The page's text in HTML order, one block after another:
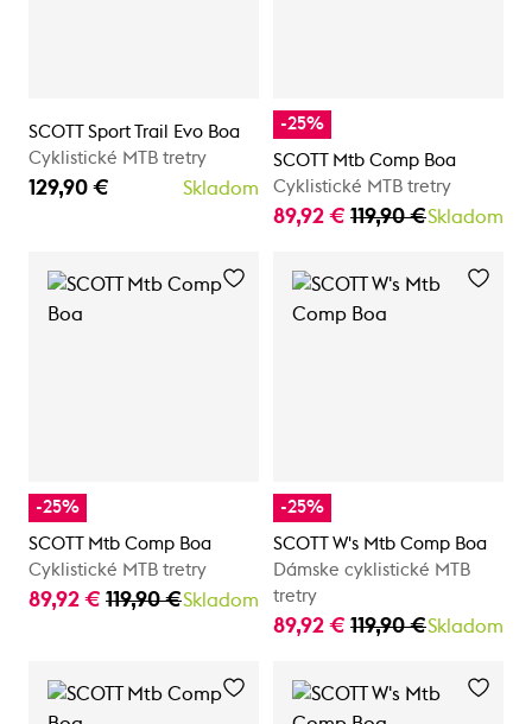
SCOTT Sport Trail Evo Boa
Cyklistické MTB tretry
129,90 € Skladom
-25%
SCOTT Mtb Comp Boa
Cyklistické MTB tretry
89,92 € 119,90 €Skladom
-25%
SCOTT Mtb Comp Boa
Cyklistické MTB tretry
89,92 € 119,90 €Skladom
-25%
SCOTT W's Mtb Comp Boa
Dámske cyklistické MTB
tretry
89,92 € 119,90 €Skladom